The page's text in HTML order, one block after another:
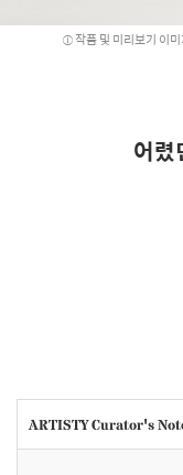
작품 및 미리보기 이
어
ARTISTY Curator's